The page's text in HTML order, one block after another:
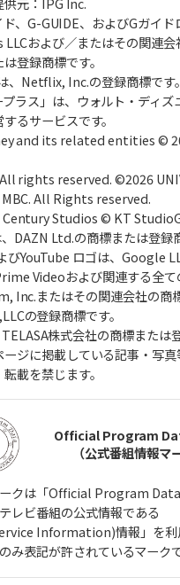
、G-GUIDE、およびGガイド
および／またはその関連
登録商標です。
、Netflix, Inc.の登録商標です。
プラス」は、ウォルト・ディ
るサービスです。
and its related entities ©
rights reserved. ©2026
All Rights reserved.
Studios © KT
、DAZN Ltd.の商標または登録
びYouTube ロゴは、Google
Videoおよび関連する全て
Inc.またはその関連会社の商標
の登録商標です。
株式会社の商標または
ージに掲載している記事・写
載を禁じます。
Official Program
（公式番組情報マ
クは「Official Program
レビ番組の公式情報である
Information)情報」を利
み表記が許されているマークで